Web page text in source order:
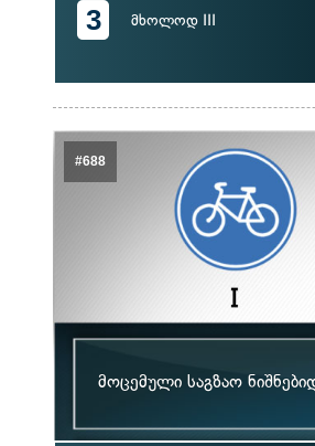
3 მხოლოდ III
#688
მოცემული საგზაო